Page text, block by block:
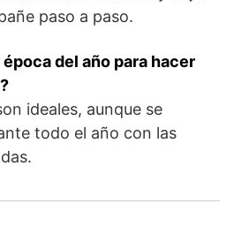
paso a paso.
del año para hacer
ideales, aunque se
todo el año con las